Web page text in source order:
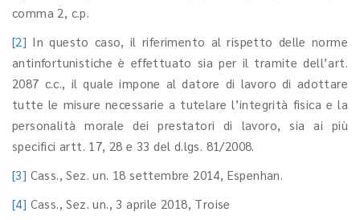
comma 2, c.p.
[2] In questo caso, il riferimento al rispetto delle norme
antinfortunistiche è effettuato sia per il tramite dell’art.
2087 c.c., il quale impone al datore di lavoro di adottare
tutte le misure necessarie a tutelare l’integrità fisica e la
personalità morale dei prestatori di lavoro, sia ai più
specifici artt. 17, 28 e 33 del d.lgs. 81/2008.
[3] Cass., Sez. un. 18 settembre 2014, Espenhan.
[4] Cass., Sez. un., 3 aprile 2018, Troise